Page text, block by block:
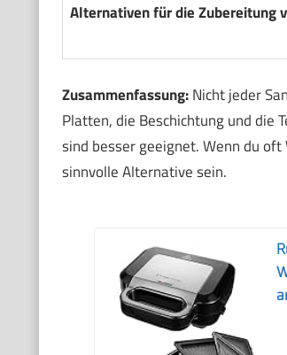
Alternativen für die Zubereitung
Zusammenfassung:Nicht jeder
Platten, die Beschichtung und
sind besser geeignet. Wenn du
sinnvolle Alternative sein.